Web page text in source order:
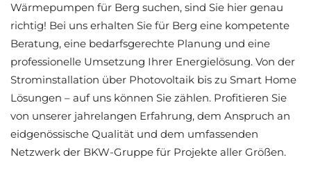
Wärmepumpen für Berg suchen, sind Sie hier genau
richtig! Bei uns erhalten Sie für Berg eine kompetente
Beratung, eine bedarfsgerechte Planung und eine
professionelle Umsetzung Ihrer Energielösung. Von der
Strominstallation über Photovoltaik bis zu Smart Home
Lösungen – auf uns können Sie zählen. Profitieren Sie
von unserer jahrelangen Erfahrung, dem Anspruch an
eidgenössische Qualität und dem umfassenden
Netzwerk der BKW-Gruppe für Projekte aller Größen.